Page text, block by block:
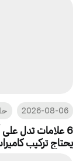
2026-08-06
6 علامات تدل
يحتاج تركيب